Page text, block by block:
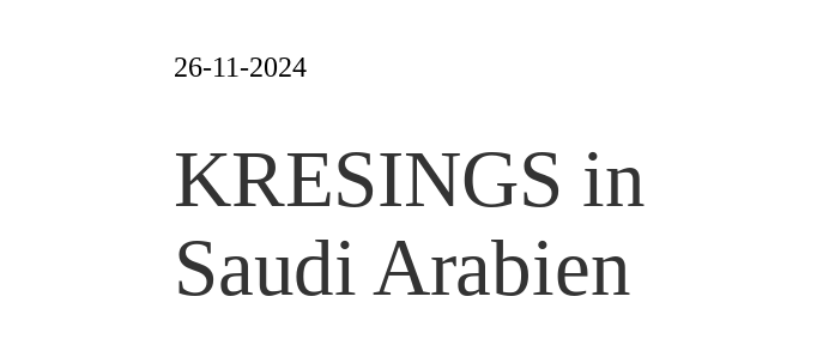
26-11-2024
KRESINGS in
Saudi Arabien